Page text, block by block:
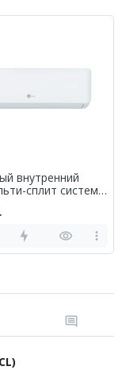
внутренний
сплит системы